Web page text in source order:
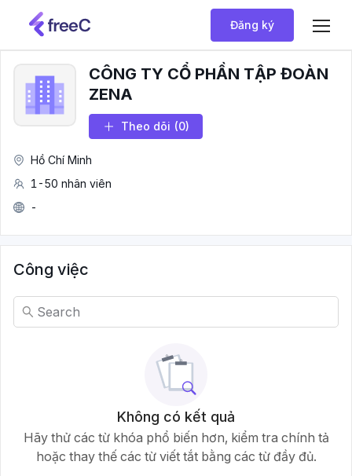
Đăng ký
CÔNG TY CỔ PHẦN TẬP ĐOÀN
ZENA
Theo dõi (0)
Hồ Chí Minh
1-50 nhân viên
-
Công việc
Không có kết quả
Hãy thử các từ khóa phổ biến hơn, kiểm tra chính tả
hoặc thay thế các từ viết tắt bằng các từ đầy đủ.